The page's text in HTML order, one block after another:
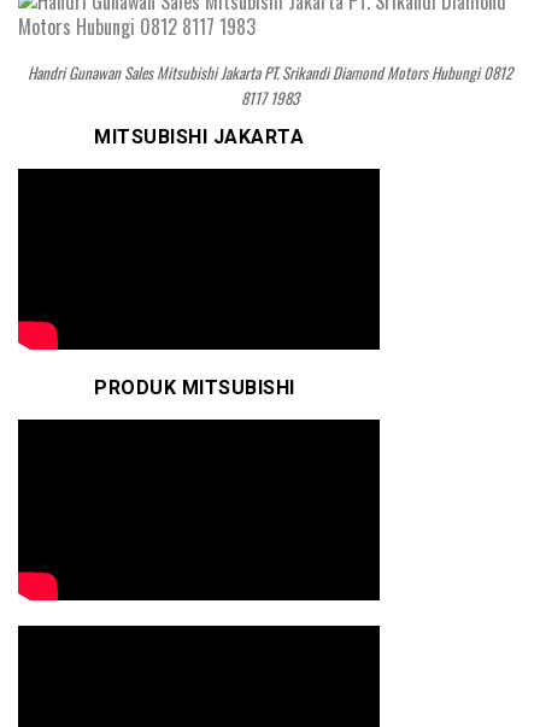
Handri Gunawan Sales Mitsubishi Jakarta PT. Srikandi Diamond Motors Hubungi 0812
8117 1983
MITSUBISHI JAKARTA
PRODUK MITSUBISHI